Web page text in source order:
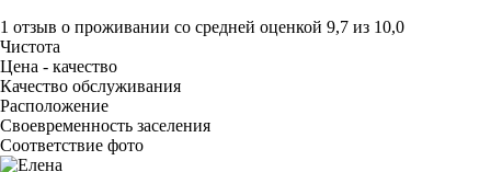
1 отзыв о проживании со средней оценкой 9,7 из 10,0
Чистота
Цена - качество
Качество обслуживания
Расположение
Своевременность заселения
Соответствие фото